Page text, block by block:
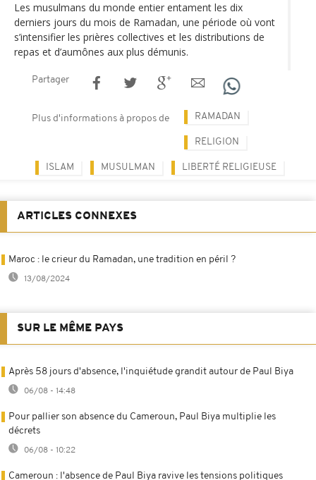
Les musulmans du monde entier entament les dix
derniers jours du mois de Ramadan, une période où vont
s’intensifier les prières collectives et les distributions de
repas et d’aumônes aux plus démunis.
Partager
Plus d'informations à propos de RAMADAN
RELIGION
ISLAM MUSULMAN LIBERTÉ RELIGIEUSE
ARTICLES CONNEXES
Maroc : le crieur du Ramadan, une tradition en péril ?
13/08/2024
SUR LE MÊME PAYS
Après 58 jours d'absence, l'inquiétude grandit autour de Paul Biya
06/08 - 14:48
Pour pallier son absence du Cameroun, Paul Biya multiplie les
décrets
06/08 - 10:22
Cameroun : l'absence de Paul Biya ravive les tensions politiques